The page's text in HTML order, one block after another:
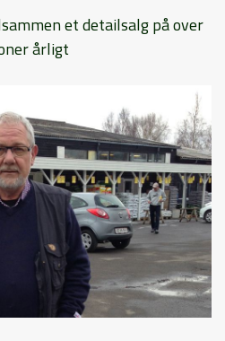
et detailsalg på over
årligt